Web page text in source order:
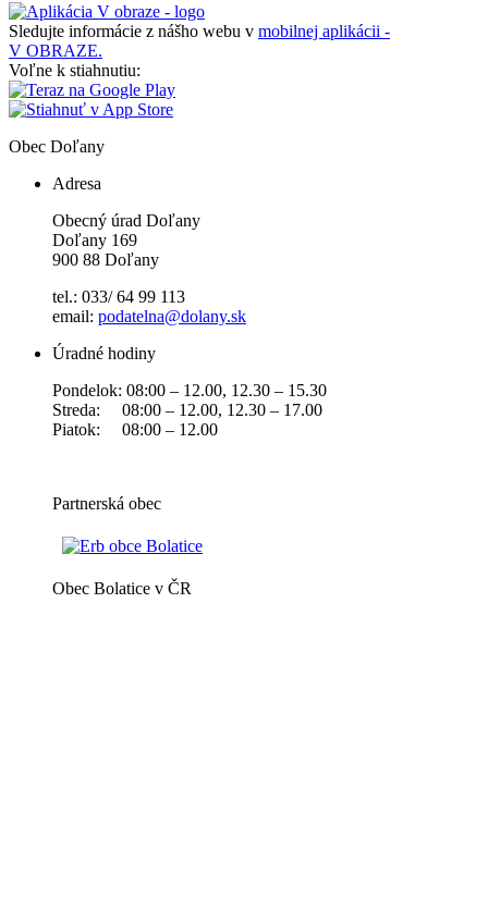
Sledujte informácie z nášho webu v mobilnej aplikácii -
V OBRAZE.
Voľne k stiahnutiu:
Obec Doľany
Adresa
Obecný úrad Doľany
Doľany 169
900 88 Doľany
tel.: 033/ 64 99 113
email: podatelna@dolany.sk
Úradné hodiny
Pondelok: 08:00 – 12.00, 12.30 – 15.30
Streda: 08:00 – 12.00, 12.30 – 17.00
Piatok: 08:00 – 12.00
Partnerská obec
Obec Bolatice v ČR